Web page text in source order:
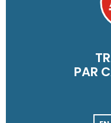
PAR